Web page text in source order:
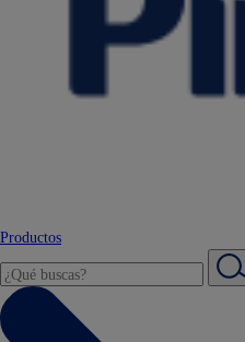
Productos